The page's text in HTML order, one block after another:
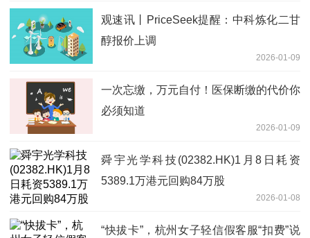
观速讯丨PriceSeek提醒：中科炼化二甘
醇报价上调
2026-01-09
一次忘缴，万元自付！医保断缴的代价你
必须知道
2026-01-09
舜宇光学科技(02382.HK)1月8日耗资
5389.1万港元回购84万股
2026-01-08
“快拔卡”，杭州女子轻信假客服“扣费”说